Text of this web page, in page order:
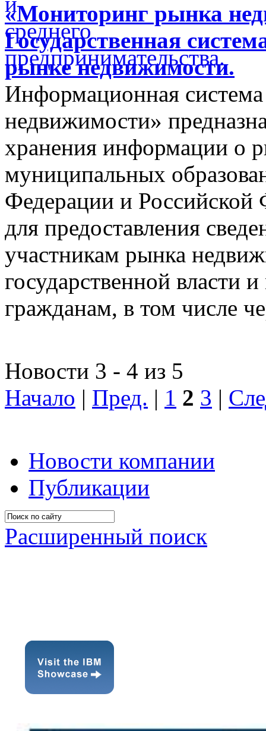
«Мониторинг рынка
Государственная
рынке недвижимости.
Информационная
недвижимости»
хранения информации о
муниципальных
Федерации и Российской
для предоставления
участникам рынка
государственной власти
гражданам, в том числе
Новости 3 - 4 из 5
Начало | Пред. | 1 2 3 |
Новости компании
Публикации
Расширенный поиск